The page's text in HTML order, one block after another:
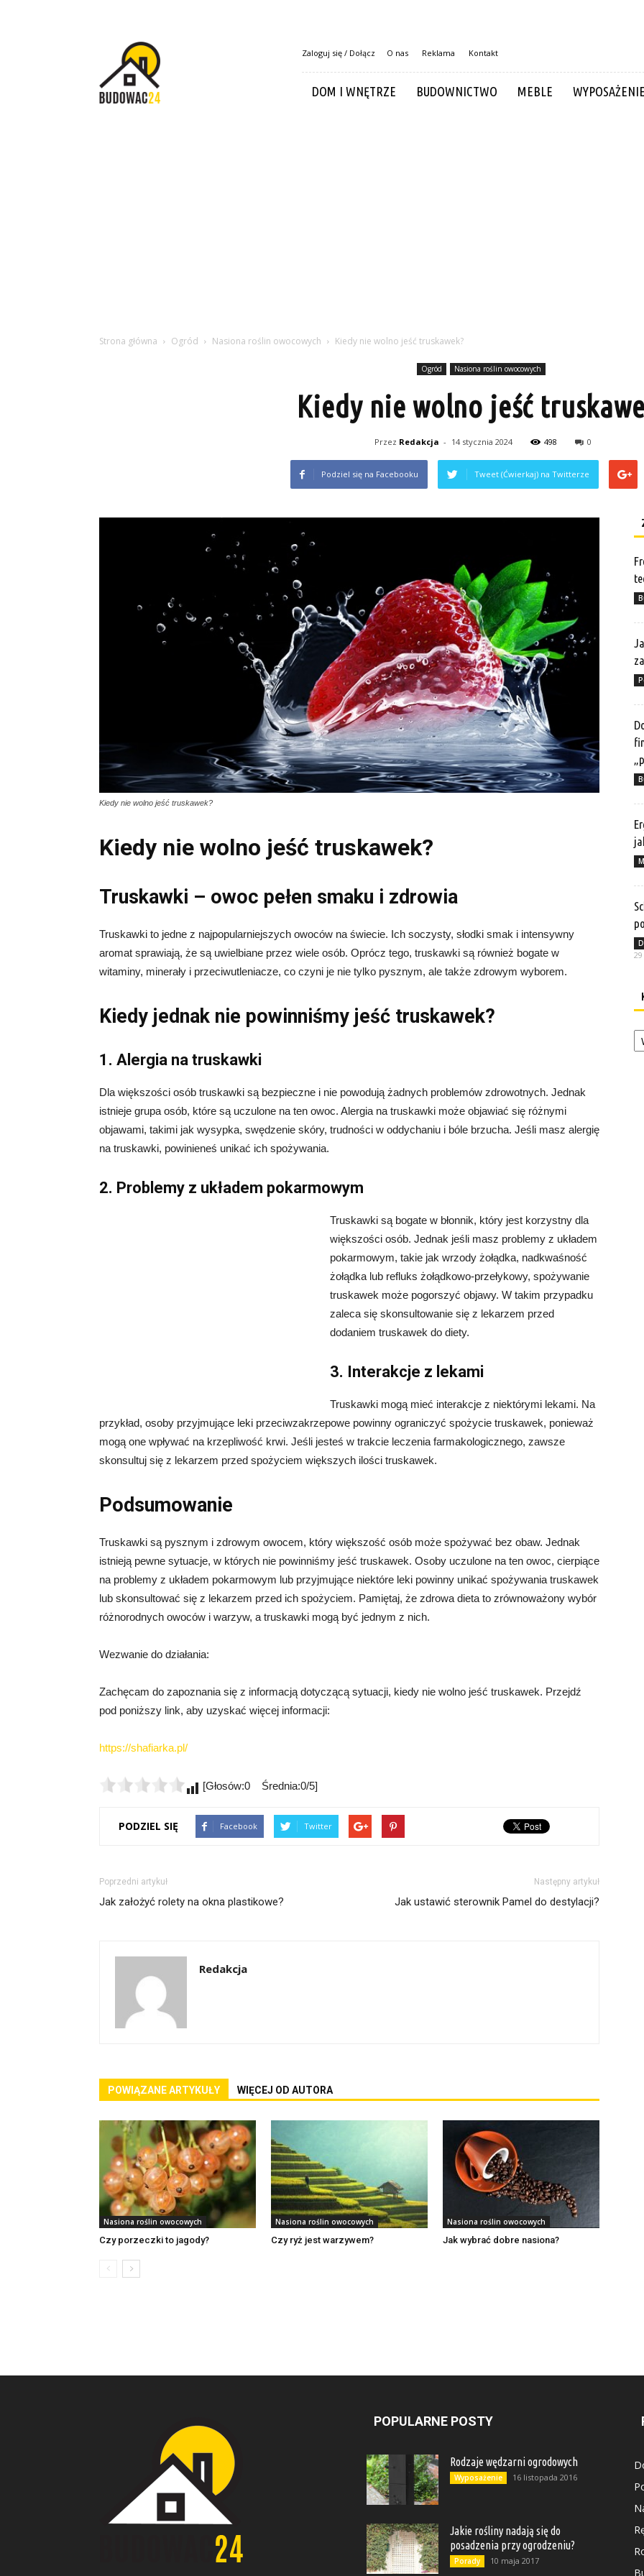
Budowac24.pl
Zaloguj się / Dołącz O nas Reklama Kontakt
DOM I WNĘTRZE BUDOWNICTWO MEBLE WYPOSAŻENIE
Strona główna Ogród Nasiona roślin owocowych Kiedy nie wolno jeść truskawek?
Ogród Nasiona roślin owocowych
Kiedy nie wolno jeść
Przez Redakcja - 14 stycznia 2024 498 0
Podziel się na Facebooku Tweet (Ćwierkaj) na Twitterze
Kiedy nie wolno jeść truskawek?
Kiedy nie wolno jeść truskawek?
Truskawki – owoc pełen smaku i zdrowia
Truskawki to jedne z najpopularniejszych owoców na świecie. Ich soczysty, słodki smak i intensywny
aromat sprawiają, że są uwielbiane przez wiele osób. Oprócz tego, truskawki są również bogate w
witaminy, minerały i przeciwutleniacze, co czyni je nie tylko pysznym, ale także zdrowym wyborem.
Kiedy jednak nie powinniśmy jeść truskawek?
1. Alergia na truskawki
Dla większości osób truskawki są bezpieczne i nie powodują żadnych problemów zdrowotnych. Jednak
istnieje grupa osób, które są uczulone na ten owoc. Alergia na truskawki może objawiać się różnymi
objawami, takimi jak wysypka, swędzenie skóry, trudności w oddychaniu i bóle brzucha. Jeśli masz alergię
na truskawki, powinieneś unikać ich spożywania.
2. Problemy z układem pokarmowym
Truskawki są bogate w błonnik, który jest korzystny dla
większości osób. Jednak jeśli masz problemy z układem
pokarmowym, takie jak wrzody żołądka, nadkwaśność
żołądka lub refluks żołądkowo-przełykowy, spożywanie
truskawek może pogorszyć objawy. W takim przypadku
zaleca się skonsultowanie się z lekarzem przed
dodaniem truskawek do diety.
3. Interakcje z lekami
Truskawki mogą mieć interakcje z niektórymi lekami. Na
przykład, osoby przyjmujące leki przeciwzakrzepowe powinny ograniczyć spożycie truskawek, ponieważ
mogą one wpływać na krzepliwość krwi. Jeśli jesteś w trakcie leczenia farmakologicznego, zawsze
skonsultuj się z lekarzem przed spożyciem większych ilości truskawek.
Podsumowanie
Truskawki są pysznym i zdrowym owocem, który większość osób może spożywać bez obaw. Jednak
istnieją pewne sytuacje, w których nie powinniśmy jeść truskawek. Osoby uczulone na ten owoc, cierpiące
na problemy z układem pokarmowym lub przyjmujące niektóre leki powinny unikać spożywania truskawek
lub skonsultować się z lekarzem przed ich spożyciem. Pamiętaj, że zdrowa dieta to zrównoważony wybór
różnorodnych owoców i warzyw, a truskawki mogą być jednym z nich.
Wezwanie do działania:
Zachęcam do zapoznania się z informacją dotyczącą sytuacji, kiedy nie wolno jeść truskawek. Przejdź
pod poniższy link, aby uzyskać więcej informacji:
https://shafiarka.pl/
[Głosów:0 Średnia:0/5]
PODZIEL SIĘ Facebook Twitter
Poprzedni artykuł
Jak założyć rolety na okna plastikowe?
Następny artykuł
Jak ustawić sterownik Pamel do destylacji?
Redakcja
POWIĄZANE ARTYKUŁY WIĘCEJ OD AUTORA
Nasiona roślin owocowych
Czy porzeczki to jagody?
Nasiona roślin owocowych
Czy ryż jest warzywem?
Nasiona roślin owocowych
Jak wybrać dobre nasiona?
POPULARNE POSTY
Rodzaje wędzarni ogrodowych
Wyposażenie 16 listopada 2016
Jakie rośliny nadają się do
posadzenia przy ogrodzeniu?
Porady 10 maja 2017